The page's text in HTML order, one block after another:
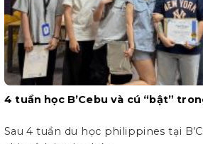
4 tuần học B’Cebu và cú “bật”
Sau 4 tuần du học philippines tại